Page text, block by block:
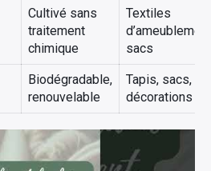
Cultivé sans
traitement
chimique
Textiles
sacs
Biodégradable,
renouvelable
Tapis, sacs,
décorations